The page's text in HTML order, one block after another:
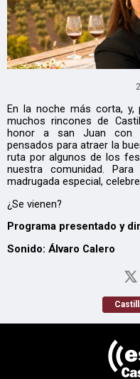
En la noche más corta, y,
muchos rincones de
honor a san Juan con
pensados para atraer la
ruta por algunos de los
nuestra comunidad.
madrugada especial,
¿Se vienen?
Programa presentado y
Sonido: Álvaro Calero